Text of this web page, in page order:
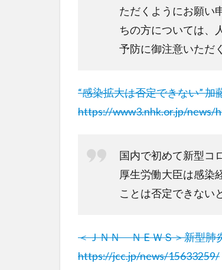
ただくようにお願い
ちの方については、
予防に御注意いただ
“感染拡大は否定できない”
https://www3.nhk.or.jp/news/
国内で初めて新型コ
厚生労働大臣は感染
ことは否定できない
＜ＪＮＮ ＮＥＷＳ＞新型肺
https://jcc.jp/news/15633259/